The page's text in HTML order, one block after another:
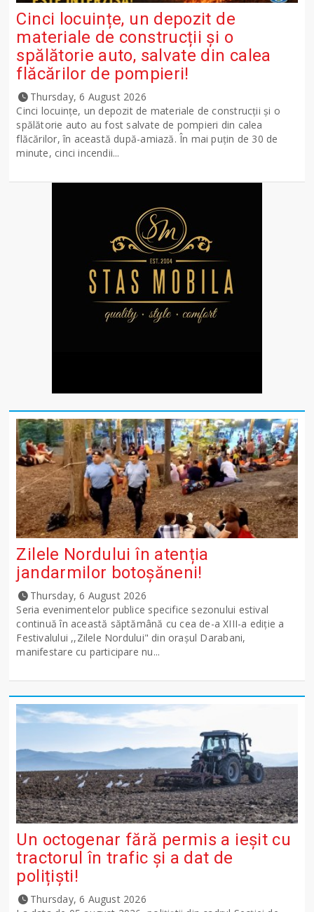
Cinci locuințe, un depozit de
materiale de construcții și o
spălătorie auto, salvate din calea
flăcărilor de pompieri!
Thursday, 6 August 2026
Cinci locuințe, un depozit de materiale de construcții și o
spălătorie auto au fost salvate de pompieri din calea
flăcărilor, în această după-amiază. În mai puțin de 30 de
minute, cinci incendii...
Zilele Nordului în atenția
jandarmilor botoșăneni!
Thursday, 6 August 2026
Seria evenimentelor publice specifice sezonului estival
continuă în această săptămână cu cea de-a XIII-a ediție a
Festivalului ,,Zilele Nordului" din orașul Darabani,
manifestare cu participare nu...
Un octogenar fără permis a ieșit cu
tractorul în trafic și a dat de
polițiști!
Thursday, 6 August 2026